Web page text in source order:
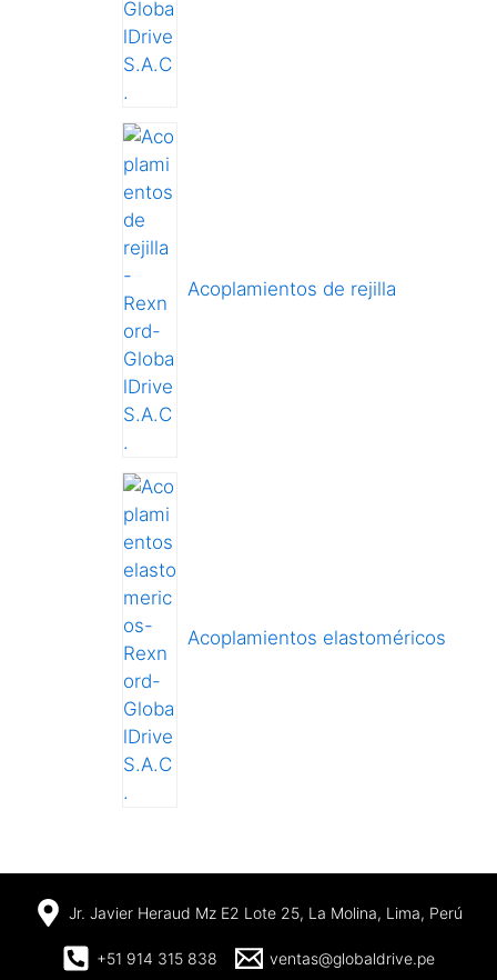
Acoplamientos de rejilla
Acoplamientos elastoméricos
Jr. Javier Heraud Mz E2 Lote 25, La Molina, Lima, Perú
+51 914 315 838 ventas@globaldrive.pe